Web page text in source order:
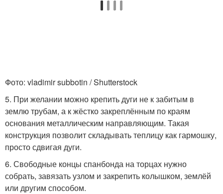
Фото: vladimir subbotin / Shutterstock
5. При желании можно крепить дуги не к забитым в
землю трубам, а к жёстко закреплённым по краям
основания металлическим направляющим. Такая
конструкция позволит складывать теплицу как гармошку,
просто сдвигая дуги.
6. Свободные концы спанбонда на торцах нужно
собрать, завязать узлом и закрепить колышком, землёй
или другим способом.